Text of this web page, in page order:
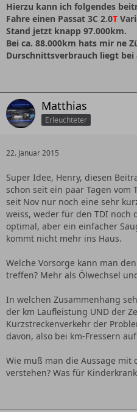
Hierzu kann ich folgendes
Fahre einen Passat 3C 2.0T
Stand jetzt knapp 97.000km.
Bei ca. 88.000km hats mir ne
Durschnittsverbrauch liegt bei
Matthias
Erleuchteter
22. Januar 2015
Super Idee, Henry, diesen
schon seit ein paar Tagen vom
seit Nov nur noch eine sehr
weiss, weder für den TDI noch
optimal, aber ein einfacher
kommt nicht mehr ins Haus.
Welche Vorsorge kann man
treffen? Mehr als Ölwechsel
In welchen Zusammenhang
der km Laufleistung UND der
Kurzstreckenverkehr der
davon, also bei km-Fressern
Wie muß man die Aussage mit
verstehen? Was für